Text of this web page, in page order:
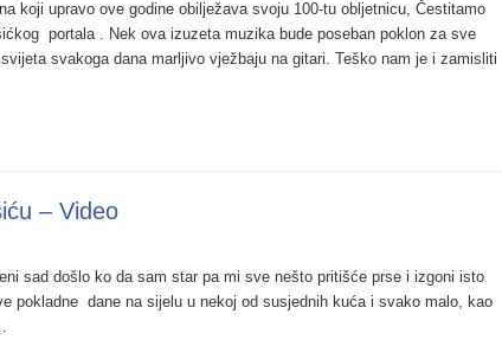
koji upravo ove godine obilježava svoju 100-tu obljetnicu, Čestitamo
portala . Nek ova izuzeta muzika bude poseban poklon za sve
svakoga dana marljivo vježbaju na gitari. Teško nam je i zamisliti
– Video
sad došlo ko da sam star pa mi sve nešto pritišće prse i izgoni isto
pokladne dane na sijelu u nekoj od susjednih kuća i svako malo, kao